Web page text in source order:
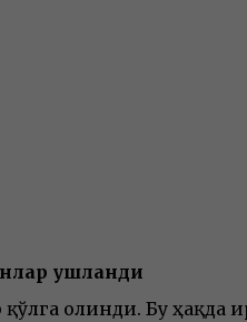
ушланди
олинди. Бу ҳақда